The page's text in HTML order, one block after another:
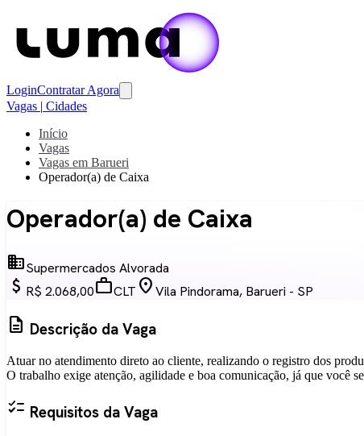
LoginContratar Agora
Vagas | Cidades
Início
Vagas
Vagas em Barueri
Operador(a) de Caixa
Operador(a) de Caixa
businessSupermercados Alvorada
attach_money R$ 2.068,00workCLT location_onVila Pindorama, Barueri - SP
description Descrição da Vaga
Atuar no atendimento direto ao cliente, realizando o registro dos
O trabalho exige atenção, agilidade e boa comunicação, já que você
checklist Requisitos da Vaga